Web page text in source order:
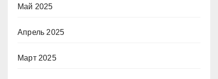
Май 2025
Апрель 2025
Март 2025